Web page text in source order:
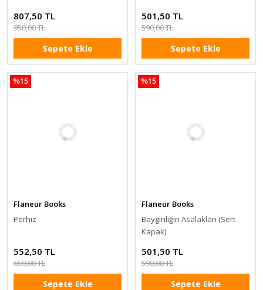
807,50 TL
950,00 TL
Sepete Ekle
501,50 TL
590,00 TL
Sepete Ekle
%15
Flaneur Books
Perhiz
552,50 TL
650,00 TL
Sepete Ekle
%15
Flaneur Books
Baygınlığın Asalakları (Sert
Kapak)
501,50 TL
590,00 TL
Sepete Ekle